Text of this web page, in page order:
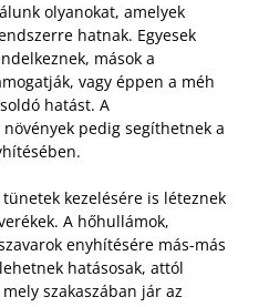
olyanokat, amelyek
hatnak. Egyesek
mások a
vagy éppen a méh
hatást. A
pedig segíthetnek a
kezelésére is léteznek
A hőhullámok,
enyhítésére más-más
hatásosak, attól
szakaszában jár az